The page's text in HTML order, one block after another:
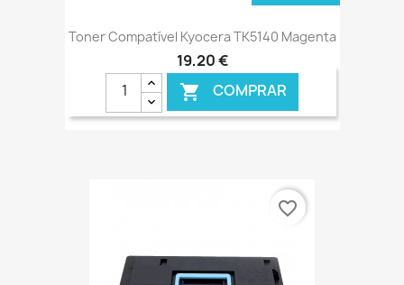
Toner Compatível Kyocera TK5140 Magenta
19,20 €
 COMPRAR
favorite_border